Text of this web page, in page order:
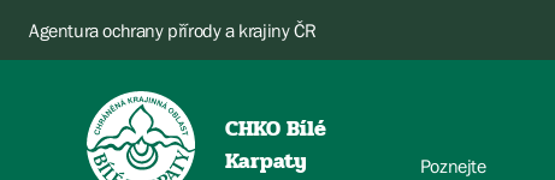
Agentura ochrany přírody a krajiny ČR
CHKO Bílé
Karpaty
Poznejte